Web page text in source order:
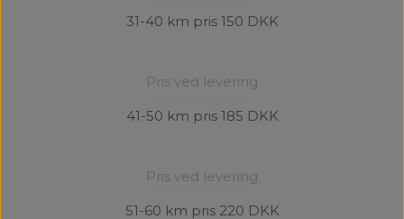
31-40 km pris 150 DKK
Pris ved levering
41-50 km pris 185 DKK
Pris ved levering
51-60 km pris 220 DKK